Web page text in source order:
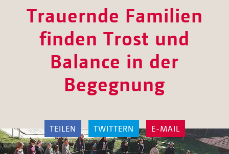
Trauernde Familien
finden Trost und
Balance in der
Begegnung
TEILEN TWITTERN E-MAIL